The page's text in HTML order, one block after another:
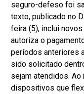
seguro-defeso foi
texto, publicado no
feira (5), inclui
autoriza o
períodos anteriores
sido solicitado
sejam atendidos.
dispositivos que